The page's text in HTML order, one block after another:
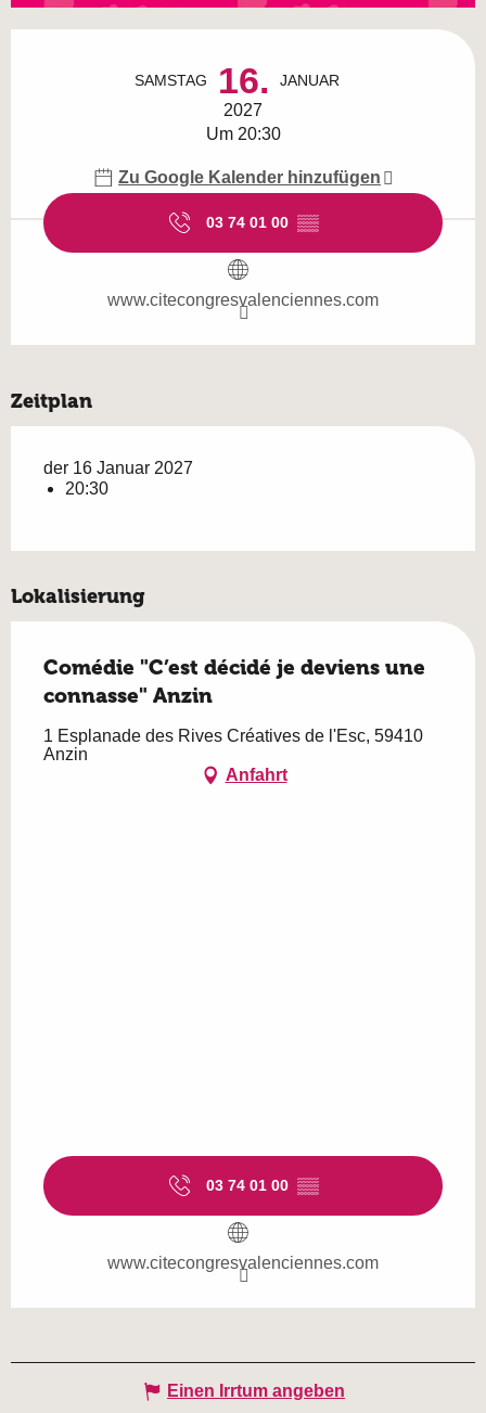
SAMSTAG 16. JANUAR
2027
Um 20:30
Zu Google Kalender hinzufügen
03 74 01 00 ▒▒
www.citecongresvalenciennes.com
Zeitplan
der 16 Januar 2027
20:30
Lokalisierung
Comédie "C’est décidé je deviens une
connasse" Anzin
1 Esplanade des Rives Créatives de l'Esc, 59410
Anzin
Anfahrt
03 74 01 00 ▒▒
www.citecongresvalenciennes.com
Einen Irrtum angeben